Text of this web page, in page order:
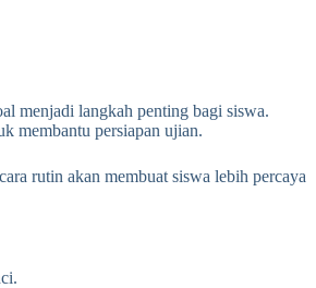
menjadi langkah penting bagi siswa.
membantu persiapan ujian.
rutin akan membuat siswa lebih percaya